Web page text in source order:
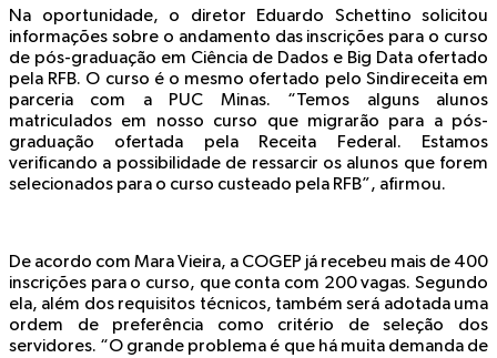
Na oportunidade, o diretor Eduardo Schettino solicitou
informações sobre o andamento das inscrições para o curso
de pós-graduação em Ciência de Dados e Big Data ofertado
pela RFB. O curso é o mesmo ofertado pelo Sindireceita em
parceria com a PUC Minas. “Temos alguns alunos
matriculados em nosso curso que migrarão para a pós-
graduação ofertada pela Receita Federal. Estamos
verificando a possibilidade de ressarcir os alunos que forem
selecionados para o curso custeado pela RFB”, afirmou.
De acordo com Mara Vieira, a COGEP já recebeu mais de 400
inscrições para o curso, que conta com 200 vagas. Segundo
ela, além dos requisitos técnicos, também será adotada uma
ordem de preferência como critério de seleção dos
servidores. “O grande problema é que há muita demanda de